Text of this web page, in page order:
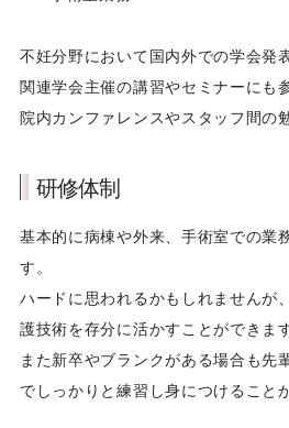
理学療法士
その他職種（営業・ドライバー等）
新卒採用
不妊分野において国内外での学会発
関連学会主催の講習やセミナーにも
院内カンファレンスやスタッフ間の
研修体制
基本的に病棟や外来、手術室での業
す。
ハードに思われるかもしれませんが
護技術を存分に活かすことができます
また新卒やブランクがある場合も先
でしっかりと練習し身につけること